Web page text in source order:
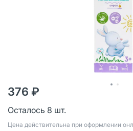
376 ₽
Осталось 8 шт.
Цена действительна при оформлении